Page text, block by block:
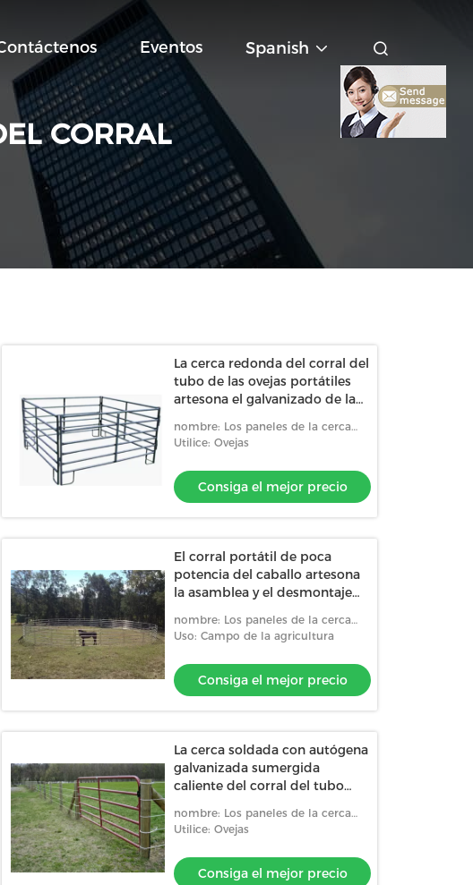
Eventos Spanish
CORRAL
La cerca redonda del corral del
tubo de las ovejas portátiles
artesona el galvanizado de la
nombre: Los paneles de la cerca
del corral
Utilice: Ovejas
Consiga el mejor precio
El corral portátil de poca
potencia del caballo artesona
la asamblea y el desmontaje
nombre: Los paneles de la cerca
del corral
Uso: Campo de la agricultura
Consiga el mejor precio
La cerca soldada con autógena
galvanizada sumergida
caliente del corral del tubo
del 12ft
nombre: Los paneles de la cerca
del corral
Utilice: Ovejas
Consiga el mejor precio